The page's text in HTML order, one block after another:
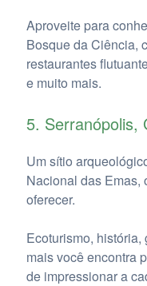
Aproveite para
Bosque da Ciência,
restaurantes
e muito mais.
5. Serranópolis,
Um sítio
Nacional das Emas,
oferecer.
Ecoturismo, história,
mais você encontra
de impressionar a